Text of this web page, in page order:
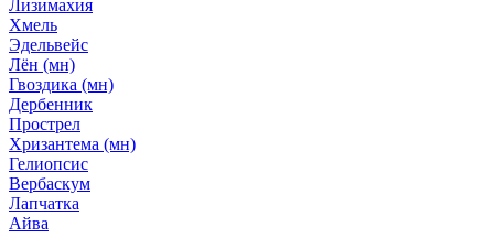
Лизимахия
Хмель
Эдельвейс
Лён (мн)
Гвоздика (мн)
Дербенник
Прострел
Хризантема (мн)
Гелиопсис
Вербаскум
Лапчатка
Айва